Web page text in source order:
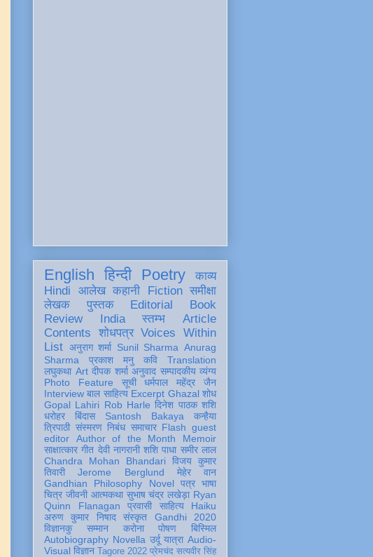
English हिन्दी Poetry
काव्य
Hindi
आलेख कहानी Fiction समीक्षा
लेखक
पुस्तक Editorial
Book
Review
India स्तम्भ
Article
Contents
शोधपत्र Voices Within
List अनुराग शर्मा Sunil Sharma Anurag
Sharma
प्रकाश मनु कवि
Translation
लघुकथा Art दीपक शर्मा अनुवाद सम्पादकीय व्यंग्य
Photo Feature
सूची
धर्मपाल महेंद्र जैन
Interview बाल साहित्य Excerpt Ghazal शोध
Gopal Lahiri Rob Harle दिनेश पाठक शशि
धरोहर
बिंदास Santosh Bakaya
कन्हैया
त्रिपाठी संस्मरण निबंध समाचार Flash guest
editor
Author of the Month
Memoir
साक्षात्कार गीत देवी नागरानी शशि पाधा समीर लाल
Chandra Mohan Bhandari विजय कुमार
तिवारी
Jerome Berglund
मेहेर वान
Gandhian Philosophy
Novel पत्र भाषा
चित्र जीवनी आत्मकथा सुभाष चंद्र लखेड़ा Ryan
Quinn Flanagan
प्रवासी साहित्य
Haiku
अरुण कुमार निषाद
संस्कृत
Gandhi 2020
विज्ञानकु
सम्मान करोना पोषण
बिस्मिल
Autobiography Novella उर्दू यात्रा Audio-
Visual विज्ञान Tagore 2022 प्रेमचंद सत्यवीर सिंह